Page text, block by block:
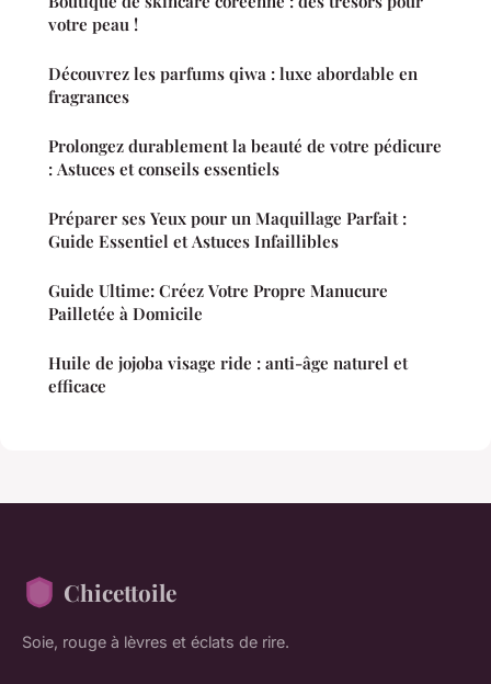
votre peau !
Découvrez les parfums qiwa : luxe abordable en
fragrances
Prolongez durablement la beauté de votre pédicure
: Astuces et conseils essentiels
Préparer ses Yeux pour un Maquillage Parfait :
Guide Essentiel et Astuces Infaillibles
Guide Ultime: Créez Votre Propre Manucure
Pailletée à Domicile
Huile de jojoba visage ride : anti-âge naturel et
efficace
Chicettoile
Soie, rouge à lèvres et éclats de rire.